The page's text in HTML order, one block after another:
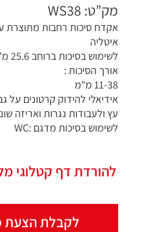
מק”ט: WS38
אקדח סיכות רחבות מתוצרת
איטליה
לשימוש בסיכות ברוחב 25.6 מ"מ
אורך הסיכות :
11-38 מ"מ
אידיאלי להידוק קרטונים על
עץ ולעבודות נגרות ואריזה
לשימוש בסיכות מדגם :WC
להורדת דף קטלוגי
לקבלת הצעת